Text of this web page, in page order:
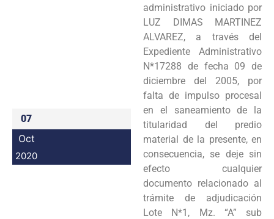
Intranet
07
Oct
2020
administrativo iniciado por
LUZ DIMAS MARTINEZ
ALVAREZ, a través del
Expediente Administrativo
N*17288 de fecha 09 de
diciembre del 2005, por
falta de impulso procesal
en el saneamiento de la
titularidad del predio
material de la presente, en
consecuencia, se deje sin
efecto cualquier
documento relacionado al
trámite de adjudicación
Lote N*1, Mz. “A” sub